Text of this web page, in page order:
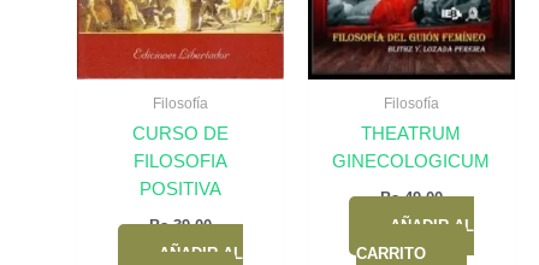
Filosofía
CURSO DE
FILOSOFIA
POSITIVA
Bs.39,00
AÑADIR AL
Filosofía
THEATRUM
GINECOLOGICUM
Bs.49,00
AÑADIR AL
CARRITO